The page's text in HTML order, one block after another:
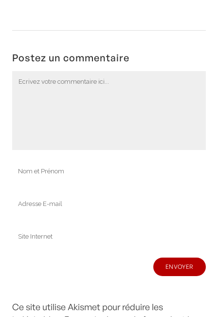
Postez un commentaire
Ce site utilise Akismet pour réduire les